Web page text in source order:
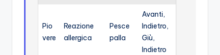
Pio
vere
Reazione
allergica
Pesce
palla
Avanti,
Indietro,
Giù,
Indietro